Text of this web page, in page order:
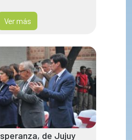
Ver más
de Jujuy